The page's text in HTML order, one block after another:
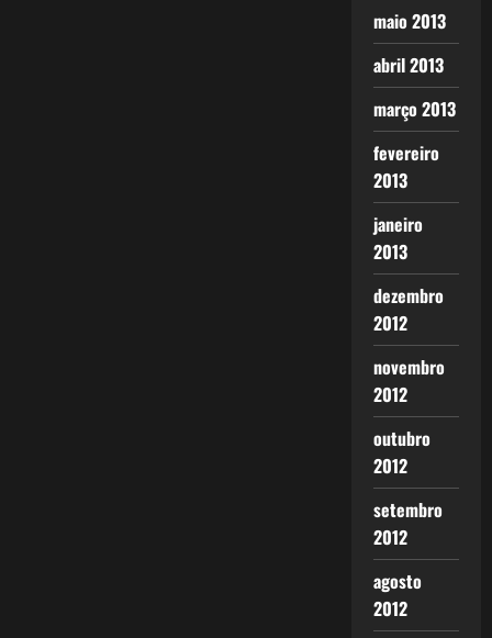
maio 2013
abril 2013
março 2013
fevereiro
2013
janeiro
2013
dezembro
2012
novembro
2012
outubro
2012
setembro
2012
agosto
2012